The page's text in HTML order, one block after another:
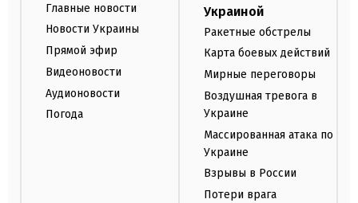
Главные новости
Новости Украины
Прямой эфир
Видеоновости
Аудионовости
Погода
Украиной
Ракетные обстрелы
Карта боевых действий
Мирные переговоры
Воздушная тревога в
Украине
Массированная атака по
Украине
Взрывы в России
Потери врага